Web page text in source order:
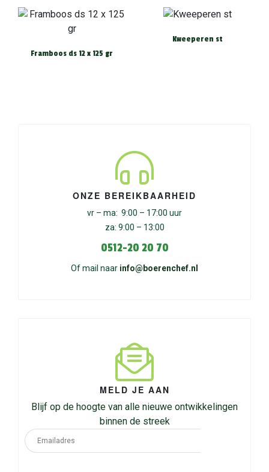
Framboos ds 12 x 125 gr
Kweeperen st
ONZE BEREIKBAARHEID
vr – ma: 9:00 – 17:00 uur
za: 9:00 – 13:00
0512-20 20 70
Of mail naar info@boerenchef.nl
MELD JE AAN
Blijf op de hoogte van alle nieuwe ontwikkelingen
binnen de streek